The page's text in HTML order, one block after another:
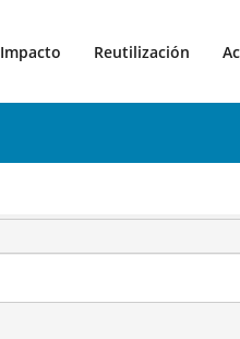
Impacto Reutilización